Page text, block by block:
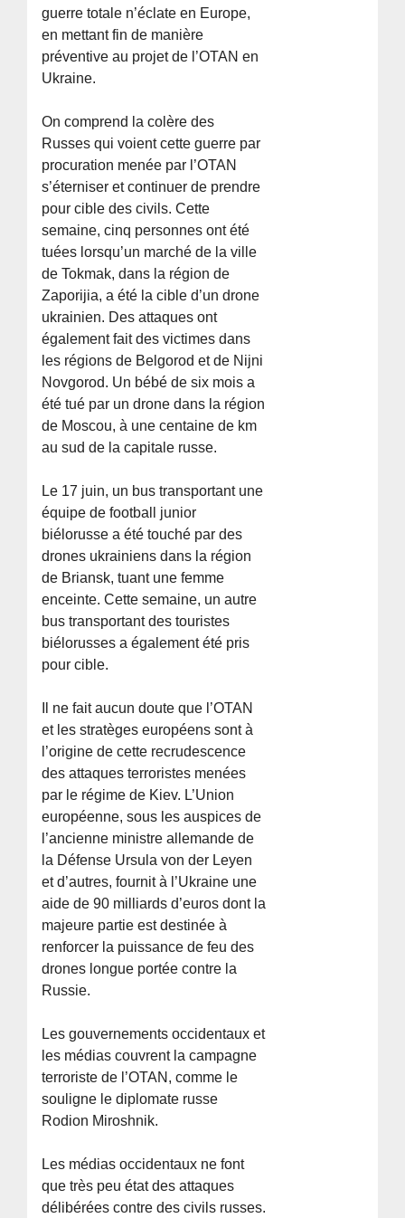
guerre totale n’éclate en Europe,
en mettant fin de manière
préventive au projet de l’OTAN en
Ukraine.
On comprend la colère des
Russes qui voient cette guerre par
procuration menée par l’OTAN
s’éterniser et continuer de prendre
pour cible des civils. Cette
semaine, cinq personnes ont été
tuées lorsqu’un marché de la ville
de Tokmak, dans la région de
Zaporijia, a été la cible d’un drone
ukrainien. Des attaques ont
également fait des victimes dans
les régions de Belgorod et de Nijni
Novgorod. Un bébé de six mois a
été tué par un drone dans la région
de Moscou, à une centaine de km
au sud de la capitale russe.
Le 17 juin, un bus transportant une
équipe de football junior
biélorusse a été touché par des
drones ukrainiens dans la région
de Briansk, tuant une femme
enceinte. Cette semaine, un autre
bus transportant des touristes
biélorusses a également été pris
pour cible.
Il ne fait aucun doute que l’OTAN
et les stratèges européens sont à
l’origine de cette recrudescence
des attaques terroristes menées
par le régime de Kiev. L’Union
européenne, sous les auspices de
l’ancienne ministre allemande de
la Défense Ursula von der Leyen
et d’autres, fournit à l’Ukraine une
aide de 90 milliards d’euros dont la
majeure partie est destinée à
renforcer la puissance de feu des
drones longue portée contre la
Russie.
Les gouvernements occidentaux et
les médias couvrent la campagne
terroriste de l’OTAN, comme le
souligne le diplomate russe
Rodion Miroshnik.
Les médias occidentaux ne font
que très peu état des attaques
délibérées contre des civils russes.